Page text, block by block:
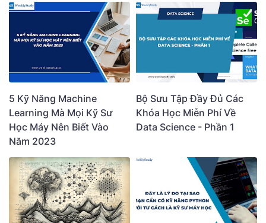
5 Kỹ Năng Machine
Learning Mà Mọi Kỹ Sư
Học Máy Nên Biết Vào
Năm 2023
Bộ Sưu Tập Đầy Đủ Các
Khóa Học Miễn Phí Về
Data Science - Phần 1